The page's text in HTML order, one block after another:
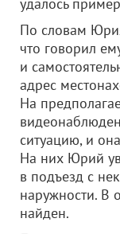
По словам
что говорил
и
адрес
На
ситуацию, и
На них Юрий
в подъезд с
наружности. В
найден.